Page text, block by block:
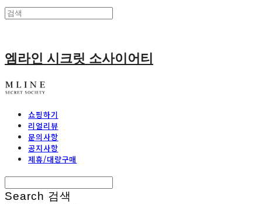
엠라인 시크릿 소사이어티
쇼핑하기
리얼리뷰
문의사항
공지사항
제휴/대량구매
Search 검색